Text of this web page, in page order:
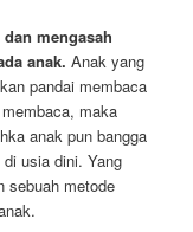
mengasah
anak.Anak yang
pandai membaca
maka
anak pun bangga
usia dini. Yang
sebuah metode